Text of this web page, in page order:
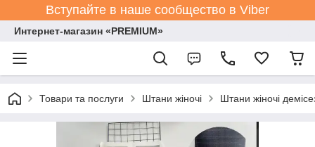
Вступайте в наше сообщество в Viber
Интернет-магазин «PREMIUM»
Товари та послуги Штани жіночі Штани жіночі